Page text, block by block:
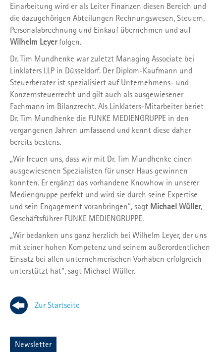
Einarbeitung wird er als Leiter Finanzen diesen Bereich und
die dazugehörigen Abteilungen Rechnungswesen, Steuern,
Personalabrechnung und Einkauf übernehmen und auf
Wilhelm Leyerfolgen.
Dr. Tim Mundhenke war zuletzt Managing Associate bei
Linklaters LLP in Düsseldorf. Der Diplom-Kaufmann und
Steuerberater ist spezialisiert auf Unternehmens- und
Konzernsteuerrecht und gilt auch als ausgewiesener
Fachmann im Bilanzrecht. Als Linklaters-Mitarbeiter beriet
Dr. Tim Mundhenke die FUNKE MEDIENGRUPPE in den
vergangenen Jahren umfassend und kennt diese daher
bereits bestens.
„Wir freuen uns, dass wir mit Dr. Tim Mundhenke einen
ausgewiesenen Spezialisten für unser Haus gewinnen
konnten. Er ergänzt das vorhandene Knowhow in unserer
Mediengruppe perfekt und wird sie durch seine Expertise
und sein Engagement voranbringen“, sagt Michael Wüller,
Geschäftsführer FUNKE MEDIENGRUPPE.
„Wir bedanken uns ganz herzlich bei Wilhelm Leyer, der uns
mit seiner hohen Kompetenz und seinem außerordentlichen
Einsatz bei allen unternehmerischen Vorhaben erfolgreich
unterstützt hat“, sagt Michael Wüller.
Zur Startseite
Newsletter